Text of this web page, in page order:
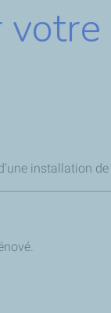
votre
installation